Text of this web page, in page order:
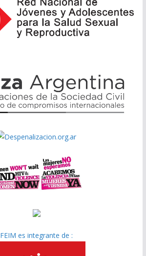
FEIM es integrante de :